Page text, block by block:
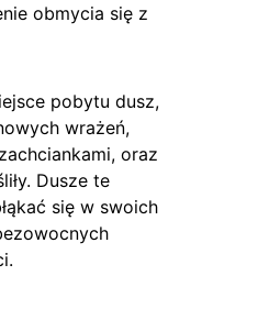
obmycia się z
pobytu dusz,
wrażeń,
oraz
Dusze te
się w swoich